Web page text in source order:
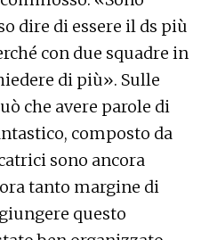
dire di essere il ds più
con due squadre in
di più». Sulle
che avere parole di
composto da
sono ancora
tanto margine di
questo